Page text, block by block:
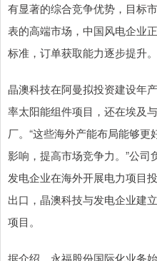
有显著的综合竞争优势，目标
表的高端市场，中国风电企业
标准，订单获取能力逐步提升。
晶澳科技在阿曼拟投资建设年
率太阳能组件项目，还在埃及
厂。“这些海外产能布局能够
影响，提高市场竞争力。”公司
发电企业在海外开展电力项目
出口，晶澳科技与发电企业建
项目。
据介绍，永福股份国际化业务